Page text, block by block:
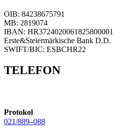
OIB: 84238675791
MB: 2819074
IBAN: HR3724020061825800001
Erste&Steiermärkische Bank D.D.
SWIFT/BIC: ESBCHR22
TELEFON
Protokol
021/889–088